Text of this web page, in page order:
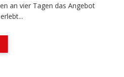
an vier Tagen das Angebot